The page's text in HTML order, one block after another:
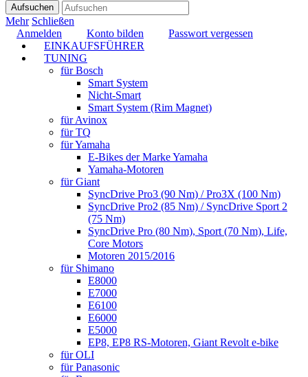
Aufsuchen
Mehr Schließen
Anmelden
Konto bilden
Passwort vergessen
EINKAUFSFÜHRER
TUNING
für Bosch
Smart System
Nicht-Smart
Smart System (Rim Magnet)
für Avinox
für TQ
für Yamaha
E-Bikes der Marke Yamaha
Yamaha-Motoren
für Giant
SyncDrive Pro3 (90 Nm) / Pro3X (100 Nm)
SyncDrive Pro2 (85 Nm) / SyncDrive Sport 2
(75 Nm)
SyncDrive Pro (80 Nm), Sport (70 Nm), Life,
Core Motors
Motoren 2015/2016
für Shimano
E8000
E7000
E6100
E6000
E5000
EP8, EP8 RS-Motoren, Giant Revolt e-bike
für OLI
für Panasonic